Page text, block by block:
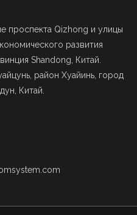
проспекта Qizhong и улицы
развития
Shandong, Китай.
район Хуайинь, город
Китай.